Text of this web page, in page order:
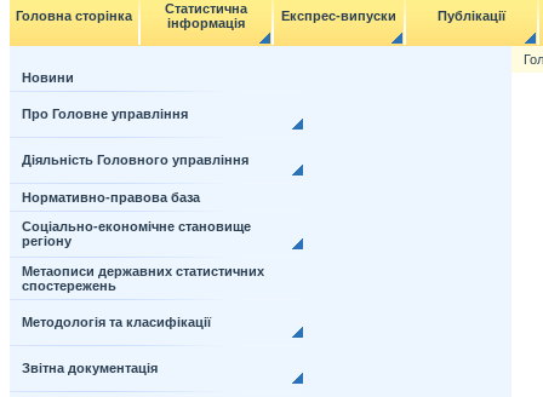
Головна сторінка
Статистична
інформація
Експрес-випуски Публікації
Новини
Про Головне управління
Діяльність Головного управління
Нормативно-правова база
Соціально-економічне становище
регіону
Метаописи державних статистичних
спостережень
Методологія та класифікації
Звітна документація